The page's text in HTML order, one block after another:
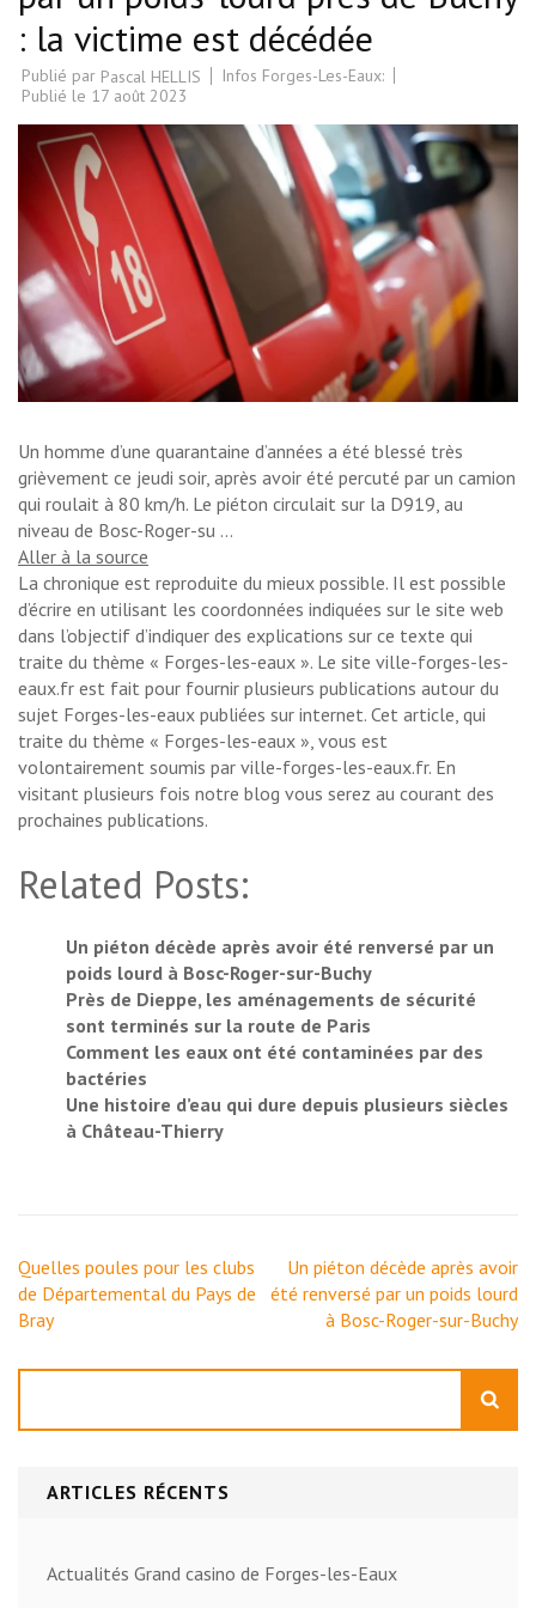
: la victime est décédée
Publié par Pascal HELLIS
Infos Forges-Les-Eaux:
Publié le 17 août 2023
Un homme d’une quarantaine d’années a été blessé très
grièvement ce jeudi soir, après avoir été percuté par un camion
qui roulait à 80 km/h. Le piéton circulait sur la D919, au
niveau de Bosc-Roger-su …
Aller à la source
La chronique est reproduite du mieux possible. Il est possible
d’écrire en utilisant les coordonnées indiquées sur le site web
dans l’objectif d’indiquer des explications sur ce texte qui
traite du thème « Forges-les-eaux ». Le site ville-forges-les-
eaux.fr est fait pour fournir plusieurs publications autour du
sujet Forges-les-eaux publiées sur internet. Cet article, qui
traite du thème « Forges-les-eaux », vous est
volontairement soumis par ville-forges-les-eaux.fr. En
visitant plusieurs fois notre blog vous serez au courant des
prochaines publications.
Related Posts:
Un piéton décède après avoir été renversé par un
poids lourd à Bosc-Roger-sur-Buchy
Près de Dieppe, les aménagements de sécurité
sont terminés sur la route de Paris
Comment les eaux ont été contaminées par des
bactéries
Une histoire d’eau qui dure depuis plusieurs siècles
à Château-Thierry
Navigation
de
l’article
Quelles poules pour les clubs
de Départemental du Pays de
Bray
Un piéton décède après avoir
été renversé par un poids lourd
à Bosc-Roger-sur-Buchy
ARTICLES RÉCENTS
Actualités Grand casino de Forges-les-Eaux